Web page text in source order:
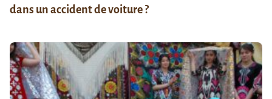
dans un accident de voiture ?